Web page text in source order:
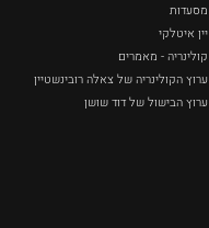
מסעדות
יין איטלקי
קולינריה - מאמרים
ערוץ הקולינריה של צאלה רובינשטיין
ערוץ הבישול של דוד שושן